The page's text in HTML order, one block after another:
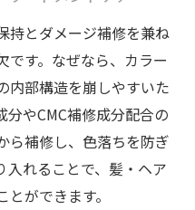
持とダメージ補修を兼ね
です。なぜなら、カラー
内部構造を崩しやすいた
やCMC補修成分配合の
ら補修し、色落ちを防ぎ
入れることで、髪・ヘア
ができます。